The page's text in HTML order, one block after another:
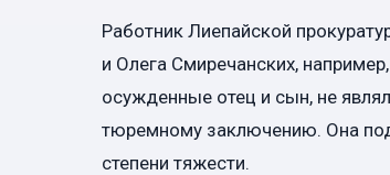
Работник Лиепайской
и Олега Смиречанских,
осужденные отец и сын, не
тюремному заключению. Она
степени тяжести.